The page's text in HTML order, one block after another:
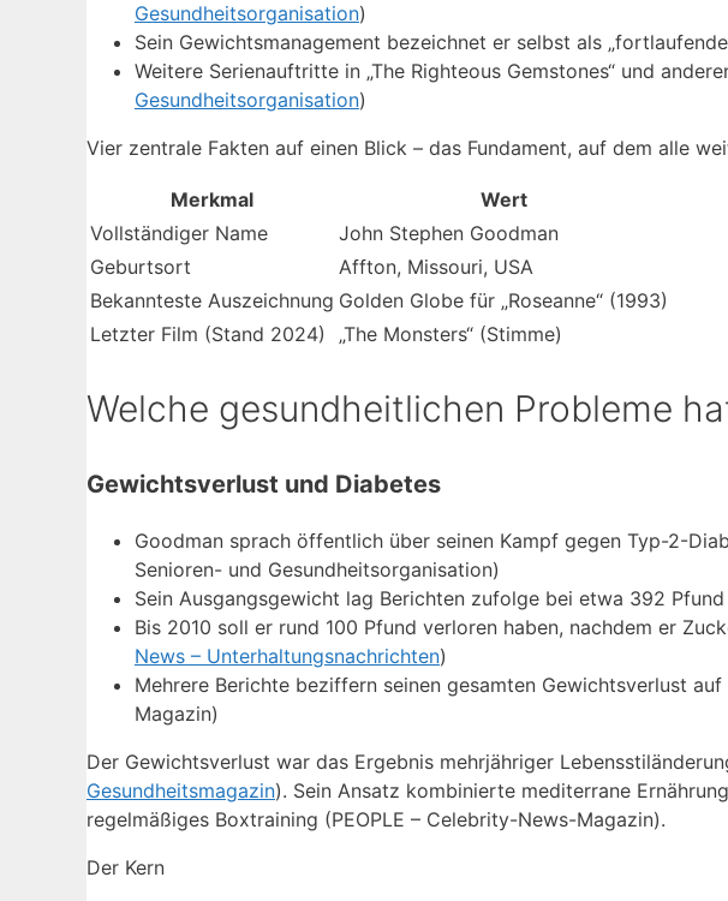
Gesundheitsorganisation)
Sein Gewichtsmanagement bezeichnet er selbst als
Weitere Serienauftritte in „The Righteous Gemstones“ und
Gesundheitsorganisation)
Vier zentrale Fakten auf einen Blick – das Fundament, auf dem alle
Merkmal
Wert
Vollständiger Name
John Stephen Goodman
Geburtsort
Affton, Missouri, USA
Bekannteste Auszeichnung Golden Globe für „Roseanne“ (1993)
Letzter Film (Stand 2024)
„The Monsters“ (Stimme)
Welche gesundheitlichen Probleme
Gewichtsverlust und Diabetes
Goodman sprach öffentlich über seinen Kampf gegen Typ-2-
Senioren- und Gesundheitsorganisation)
Sein Ausgangsgewicht lag Berichten zufolge bei etwa 392 Pfund
Bis 2010 soll er rund 100 Pfund verloren haben, nachdem er
News – Unterhaltungsnachrichten)
Mehrere Berichte beziffern seinen gesamten Gewichtsverlust
Magazin)
Der Gewichtsverlust war das Ergebnis mehrjähriger
Gesundheitsmagazin). Sein Ansatz kombinierte mediterrane
regelmäßiges Boxtraining (PEOPLE – Celebrity-News-Magazin).
Der Kern